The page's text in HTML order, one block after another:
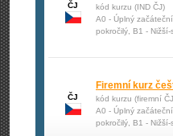
ČJ
kód kurzu (IND ČJ)
A0 - Úplný
pokročilý, B1 -
ČJ
Firemní kurz
kód kurzu (firemní
A0 - Úplný
pokročilý, B1 -